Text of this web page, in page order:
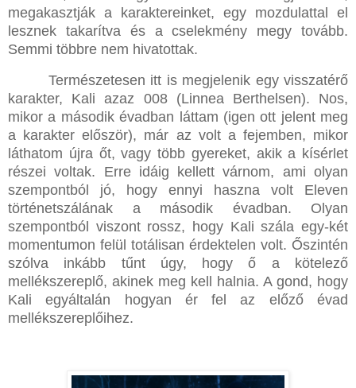
megakasztják a karaktereinket, egy mozdulattal el
lesznek takarítva és a cselekmény megy tovább.
Semmi többre nem hivatottak.
Természetesen itt is megjelenik egy visszatérő
karakter, Kali azaz 008 (Linnea Berthelsen). Nos,
mikor a második évadban láttam (igen ott jelent meg
a karakter először), már az volt a fejemben, mikor
láthatom újra őt, vagy több gyereket, akik a kísérlet
részei voltak. Erre idáig kellett várnom, ami olyan
szempontból jó, hogy ennyi haszna volt Eleven
történetszálának a második évadban. Olyan
szempontból viszont rossz, hogy Kali szála egy-két
momentumon felül totálisan érdektelen volt. Őszintén
szólva inkább tűnt úgy, hogy ő a kötelező
mellékszereplő, akinek meg kell halnia. A gond, hogy
Kali egyáltalán hogyan ér fel az előző évad
mellékszereplőihez.